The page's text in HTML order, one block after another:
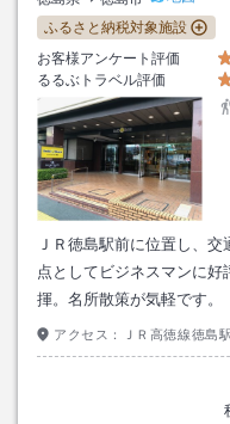
ふるさと納税対象施設
お客様アンケート評価
るるぶトラベル評価
ＪＲ徳島駅前に位置し、
点としてビジネスマンに
揮。名所散策が気軽です。
アクセス： ＪＲ高徳線徳島